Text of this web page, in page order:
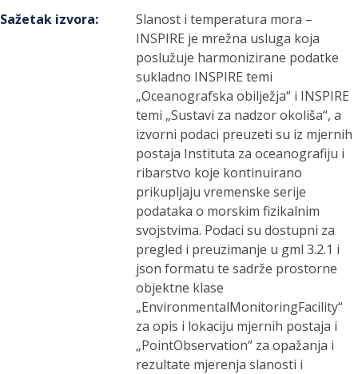
Sažetak izvora:
Slanost i temperatura mora –
INSPIRE je mrežna usluga koja
poslužuje harmonizirane podatke
sukladno INSPIRE temi
„Oceanografska obilježja“ i INSPIRE
temi „Sustavi za nadzor okoliša“, a
izvorni podaci preuzeti su iz mjernih
postaja Instituta za oceanografiju i
ribarstvo koje kontinuirano
prikupljaju vremenske serije
podataka o morskim fizikalnim
svojstvima. Podaci su dostupni za
pregled i preuzimanje u gml 3.2.1 i
json formatu te sadrže prostorne
objektne klase
„EnvironmentalMonitoringFacility“
za opis i lokaciju mjernih postaja i
„PointObservation“ za opažanja i
rezultate mjerenja slanosti i